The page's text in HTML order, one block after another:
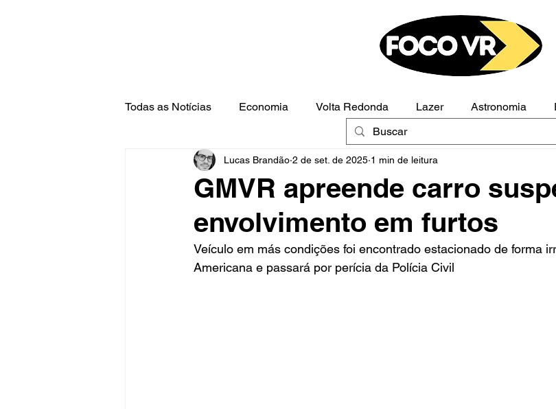
Todas as Notícias Economia Volta Redonda Lazer Astronomia
Barra Mansa Pinheiral Polícia Opinião
GMVR apreende carro
envolvimento em furtos
Lucas Brandão 2 de set. de 2025 1 min de leitura
Veículo em más condições foi encontrado estacionado de forma
Americana e passará por perícia da Polícia Civil